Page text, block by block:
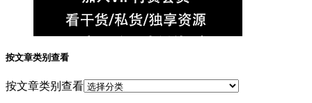
按文章类别查看
按文章类别查看